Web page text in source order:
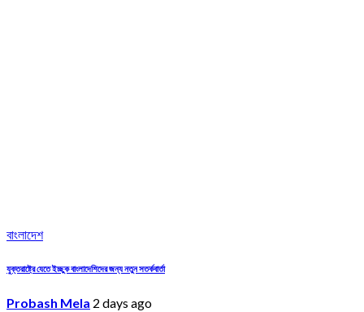
বাংলাদেশ
যুক্তরাষ্ট্রে যেতে ইচ্ছুক বাংলাদেশিদের জন্য নতুন সতর্কবার্তা
Probash Mela 2 days ago